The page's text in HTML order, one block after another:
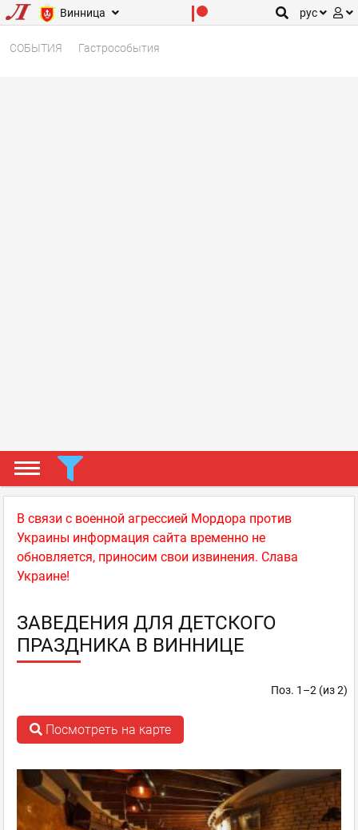
Винница рус
СОБЫТИЯ Гастрособытия
В связи с военной агрессией Мордора против
Украины информация сайта временно не
обновляется, приносим свои извинения. Слава
Украине!
ЗАВЕДЕНИЯ ДЛЯ ДЕТСКОГО
ПРАЗДНИКА В ВИННИЦЕ
Поз. 1–2 (из 2)
Посмотреть на карте